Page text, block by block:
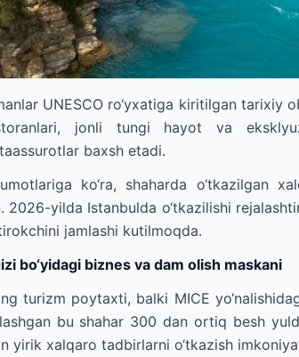
UNESCO ro‘yxatiga kiritilgan tarixiy
jonli tungi hayot va
baxsh etadi.
ko‘ra, shaharda o‘tkazilgan
2026-yilda Istanbulda o‘tkazilishi
jamlashi kutilmoqda.
bo‘yidagi biznes va dam olish maskani
turizm poytaxti, balki MICE
bu shahar 300 dan ortiq besh
yirik xalqaro tadbirlarni o‘tkazish